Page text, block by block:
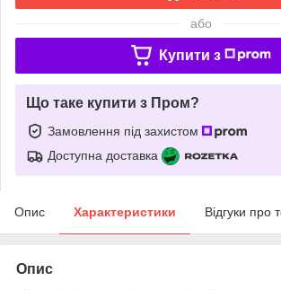
або
Купити з
Що таке купити з Пром?
Замовлення під захистом
Доступна доставка
Опис Характеристики Відгуки про
Опис